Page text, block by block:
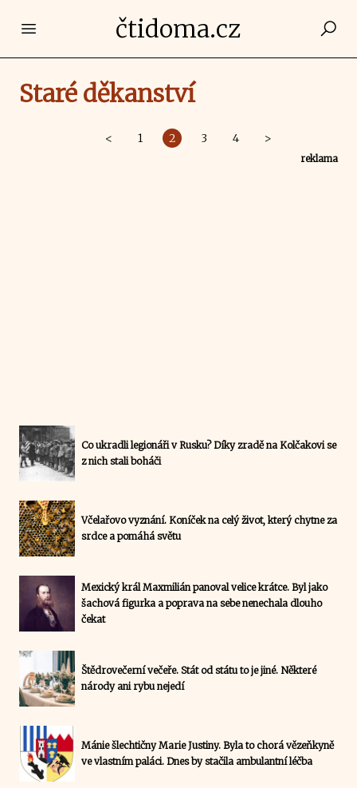
Open main menučtidoma.cz
Staré děkanství
< 1 2 3 4 >
reklama
Co ukradli legionáři v Rusku? Díky zradě na Kolčakovi se
z nich stali boháči
Včelařovo vyznání. Koníček na celý život, který chytne za
srdce a pomáhá světu
Mexický král Maxmilián panoval velice krátce. Byl jako
šachová figurka a poprava na sebe nenechala dlouho
čekat
Štědrovečerní večeře. Stát od státu to je jiné. Některé
národy ani rybu nejedí
Mánie šlechtičny Marie Justiny. Byla to chorá vězeňkyně
ve vlastním paláci. Dnes by stačila ambulantní léčba